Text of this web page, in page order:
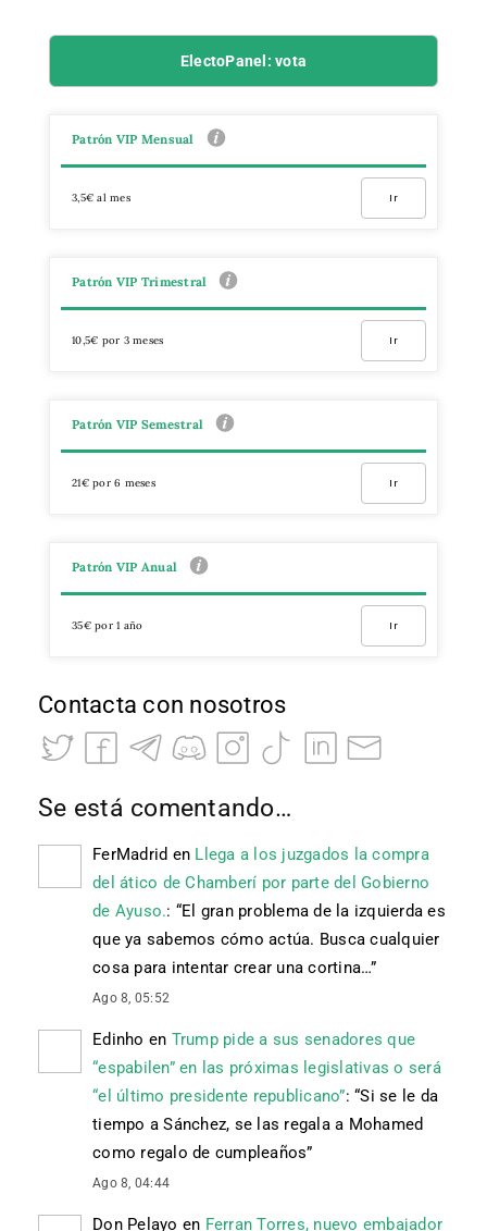
ElectoPanel: vota
Patrón VIP Mensual
3,5€ al mes Ir
Patrón VIP Trimestral
10,5€ por 3 meses Ir
Patrón VIP Semestral
21€ por 6 meses Ir
Patrón VIP Anual
35€ por 1 año Ir
Contacta con nosotros
Se está comentando…
FerMadrid en Llega a los juzgados la compra
del ático de Chamberí por parte del Gobierno
de Ayuso.: “El gran problema de la izquierda es
que ya sabemos cómo actúa. Busca cualquier
cosa para intentar crear una cortina…”
Ago 8, 05:52
Edinho en Trump pide a sus senadores que
“espabilen” en las próximas legislativas o será
“el último presidente republicano”: “Si se le da
tiempo a Sánchez, se las regala a Mohamed
como regalo de cumpleaños”
Ago 8, 04:44
Don Pelayo en Ferran Torres, nuevo embajador